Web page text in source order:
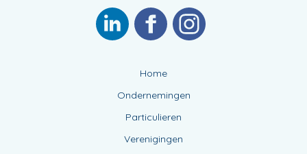
Home
Ondernemingen
Particulieren
Verenigingen